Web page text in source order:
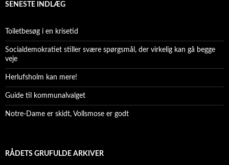
SENESTE INDLÆG
Toiletbesøg i en krisetid
Socialdemokratiet stiller svære spørgsmål, der virkelig kan gå begge
veje
Herlufsholm kan mere!
Guide til kommunalvalget
Notre-Dame er skidt, Vollsmose er godt
RÅDETS GRUFULDE ARKIVER